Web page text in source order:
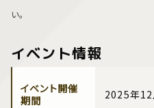
い。
イベント情報
イベント開催
期間
2025年